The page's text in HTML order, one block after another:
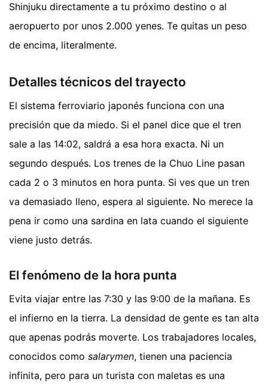
Shinjuku directamente a tu próximo destino o al
aeropuerto por unos 2.000 yenes. Te quitas un peso
de encima, literalmente.
Detalles técnicos del trayecto
El sistema ferroviario japonés funciona con una
precisión que da miedo. Si el panel dice que el tren
sale a las 14:02, saldrá a esa hora exacta. Ni un
segundo después. Los trenes de la Chuo Line pasan
cada 2 o 3 minutos en hora punta. Si ves que un tren
va demasiado lleno, espera al siguiente. No merece la
pena ir como una sardina en lata cuando el siguiente
viene justo detrás.
El fenómeno de la hora punta
Evita viajar entre las 7:30 y las 9:00 de la mañana. Es
el infierno en la tierra. La densidad de gente es tan alta
que apenas podrás moverte. Los trabajadores locales,
conocidos como salarymen, tienen una paciencia
infinita, pero para un turista con maletas es una